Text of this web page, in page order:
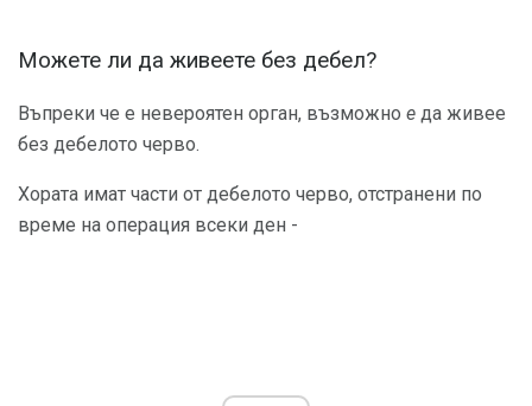
Можете ли да живеете без дебел?
Въпреки че е невероятен орган, възможно е да живее
без дебелото черво.
Хората имат части от дебелото черво, отстранени по
време на операция всеки ден -